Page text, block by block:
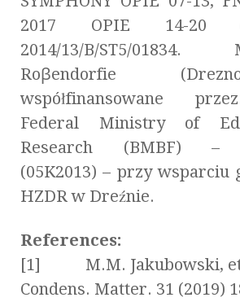
2017 OPIE 14-20
2014/13/B/ST5/
Roꞵendorfie
współfinansowane
Federal Ministry of
Research (BMBF) –
(05K2013) – przy wsparciu
HZDR w Dreźnie.
References:
[1] M.M. Jakubowski, et
Condens. Matter. 31 (2019)